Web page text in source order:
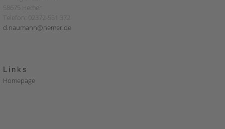
58675 Hemer
Telefon: 02372-551 372
d.naumann@hemer.de
Links
Homepage